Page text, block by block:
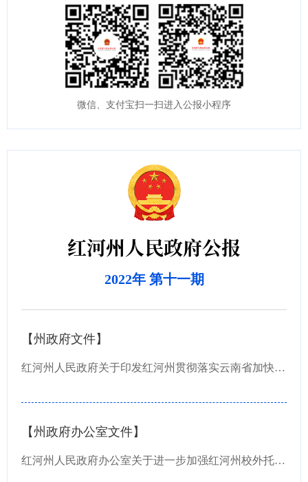
微信、支付宝扫一扫进入公报小程序
红河州人民政府公报
2022年 第十一期
【州政府文件】
红河州人民政府关于印发红河州贯彻落实云南省加快推进政务服务标准化规范化便利化任务分解方...
【州政府办公室文件】
红河州人民政府办公室关于进一步加强红河州校外托管机构管理的通知